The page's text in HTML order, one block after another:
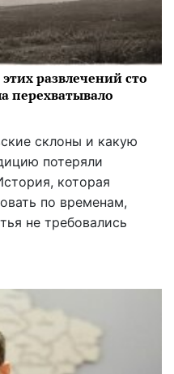
развлечений сто
перехватывало
склоны и какую
потеряли
которая
по временам,
не требовались